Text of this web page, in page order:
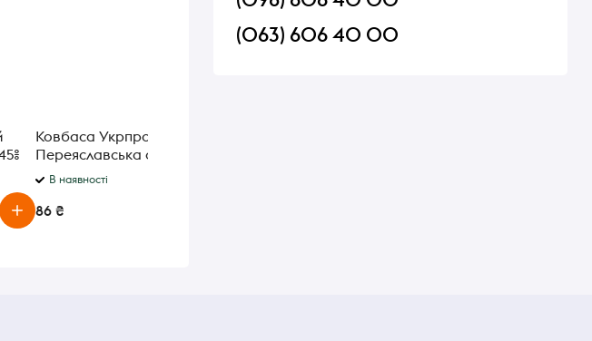
Ковбаса Укрпромпостач-95
Переяславська сиров'ялена
В наявності
86 ₴
(063) 606 40 00